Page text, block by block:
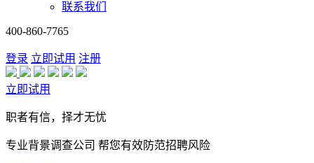
联系我们
400-860-7765
登录 立即试用 注册
立即试用
职者有信，择才无忧
专业背景调查公司 帮您有效防范招聘风险